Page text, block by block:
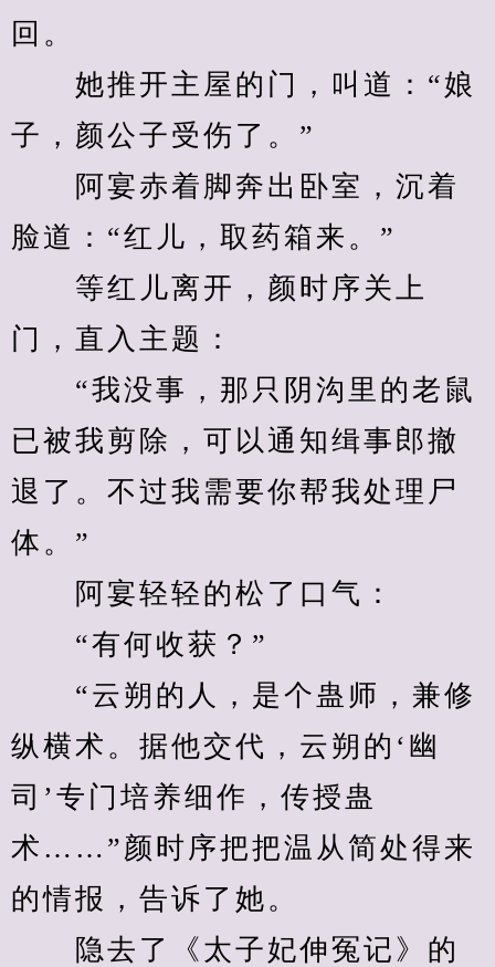
回。
她推开主屋的门，叫道：“娘
子，颜公子受伤了。”
阿宴赤着脚奔出卧室，沉着
脸道：“红儿，取药箱来。”
等红儿离开，颜时序关上
门，直入主题：
“我没事，那只阴沟里的老鼠
已被我剪除，可以通知缉事郎撤
退了。不过我需要你帮我处理尸
体。”
阿宴轻轻的松了口气：
“有何收获？”
“云朔的人，是个蛊师，兼修
纵横术。据他交代，云朔的‘幽
司’专门培养细作，传授蛊
术……”颜时序把把温从简处得来
的情报，告诉了她。
隐去了《太子妃伸冤记》的